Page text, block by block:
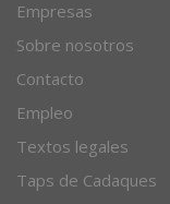
Autores
Empresas
Sobre nosotros
Contacto
Empleo
Textos legales